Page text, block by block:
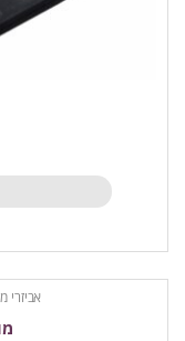
אביזרי